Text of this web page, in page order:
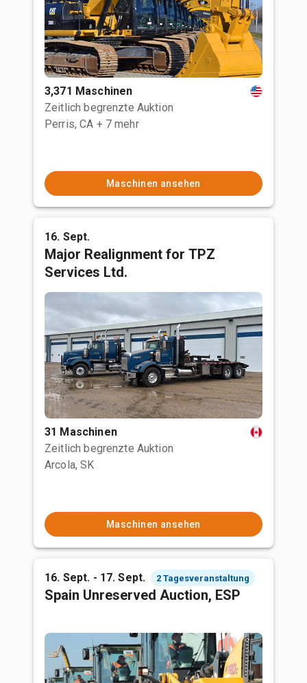
3,371 Maschinen
Zeitlich begrenzte Auktion
Perris, CA + 7 mehr
Maschinen ansehen
16. Sept.
Major Realignment for TPZ
Services Ltd.
31 Maschinen
Zeitlich begrenzte Auktion
Arcola, SK
Maschinen ansehen
16. Sept. - 17. Sept. 2 Tagesveranstaltung
Spain Unreserved Auction, ESP